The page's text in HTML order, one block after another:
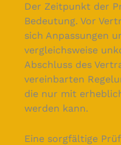
Der Zeitpunkt der
Bedeutung. Vor
sich Anpassungen
vergleichsweise
Abschluss des
vereinbarten
die nur mit
werden kann.
Eine sorgfältige